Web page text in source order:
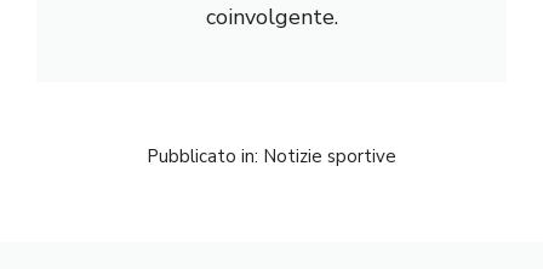
coinvolgente.
Pubblicato in: Notizie sportive